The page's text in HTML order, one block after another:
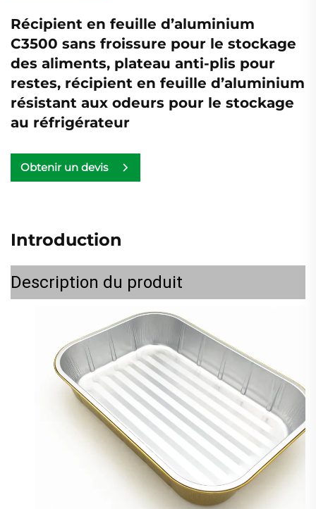
Récipient en feuille d’aluminium
C3500 sans froissure pour le stockage
des aliments, plateau anti-plis pour
restes, récipient en feuille d’aluminium
résistant aux odeurs pour le stockage
au réfrigérateur
Obtenir un devis
Introduction
Description du produit